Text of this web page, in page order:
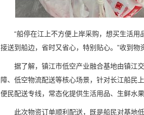
“船停在江上不方便上岸采购，想买生活
接送到船边，省时又省心，特别贴心。”收到物
据了解，镇江市低空产业融合基地由镇江
障、低空物流配送等核心场景，针对长江船民
便民配送专线，常态化提供生活用品、生鲜水
此次物资订单顺利配送，既是船民对基地